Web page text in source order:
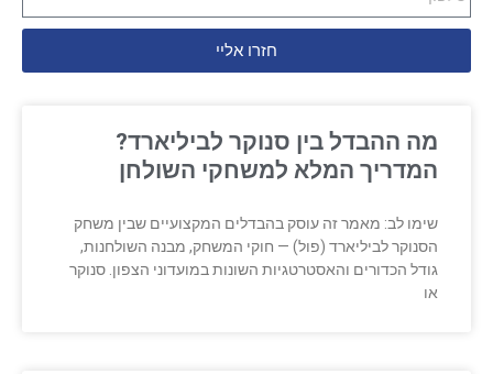
חזרו אליי
מה ההבדל בין סנוקר לביליארד?
המדריך המלא למשחקי השולחן
שימו לב: מאמר זה עוסק בהבדלים המקצועיים שבין משחק
הסנוקר לביליארד (פול) — חוקי המשחק, מבנה השולחנות,
גודל הכדורים והאסטרטגיות השונות במועדוני הצפון. סנוקר
או